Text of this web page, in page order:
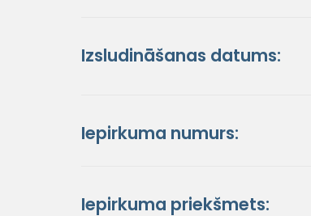
Izsludināšanas datums:
Iepirkuma numurs:
Iepirkuma priekšmets: